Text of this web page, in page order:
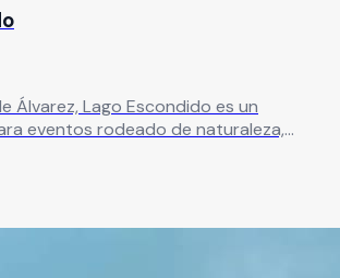
Álvarez, Lago Escondido es un
eventos rodeado de naturaleza,
recinto combina
natural, alberca con cascada y amplias
brindan una atmósfera sofisticada,